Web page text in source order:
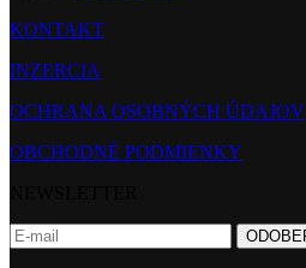
KONTAKT
INZERCIA
OCHRANA OSOBNÝCH ÚDAJOV
OBCHODNÉ PODMIENKY